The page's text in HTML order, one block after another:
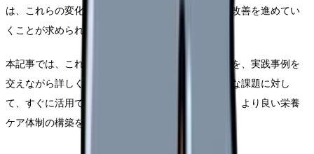
は、これらの変化に柔軟に対応しながら、継続的な改善を進めてい
くことが求められています。
本記事では、これらの課題に対する具体的な解決策を、実践事例を
交えながら詳しく解説します。現場で直面する様々な課題に対し
て、すぐに活用できる知見や手法を提供することで、より良い栄養
ケア体制の構築をサポートします。